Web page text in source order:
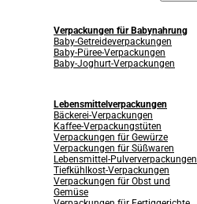
Verpackungen für Babynahrung
Baby-Getreideverpackungen
Baby-Püree-Verpackungen
Baby-Joghurt-Verpackungen
Lebensmittelverpackungen
Bäckerei-Verpackungen
Kaffee-Verpackungstüten
Verpackungen für Gewürze
Verpackungen für Süßwaren
Lebensmittel-Pulververpackungen
Tiefkühlkost-Verpackungen
Verpackungen für Obst und
Gemüse